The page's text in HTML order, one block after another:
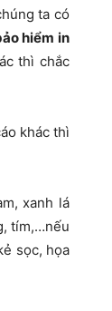
ta có
hiểm in
thì chắc
khác thì
xanh lá
tím,…nếu
sọc, họa